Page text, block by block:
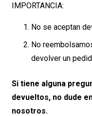
IMPORTANCIA:
No se aceptan
No
devolver un
Si tiene alguna
devueltos, no dude
nosotros.